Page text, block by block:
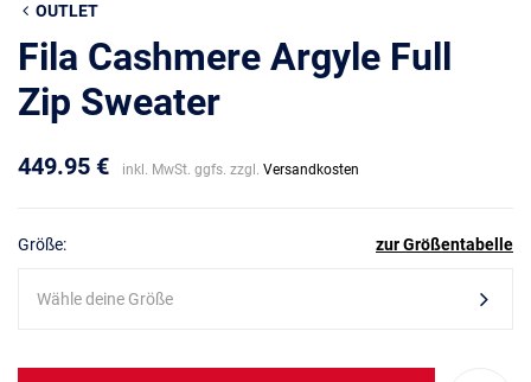
OUTLET
Fila Cashmere Argyle Full
Zip Sweater
449.95 € inkl. MwSt. ggfs. zzgl. Versandkosten
Größe: zur Größentabelle
Wähle deine Größe